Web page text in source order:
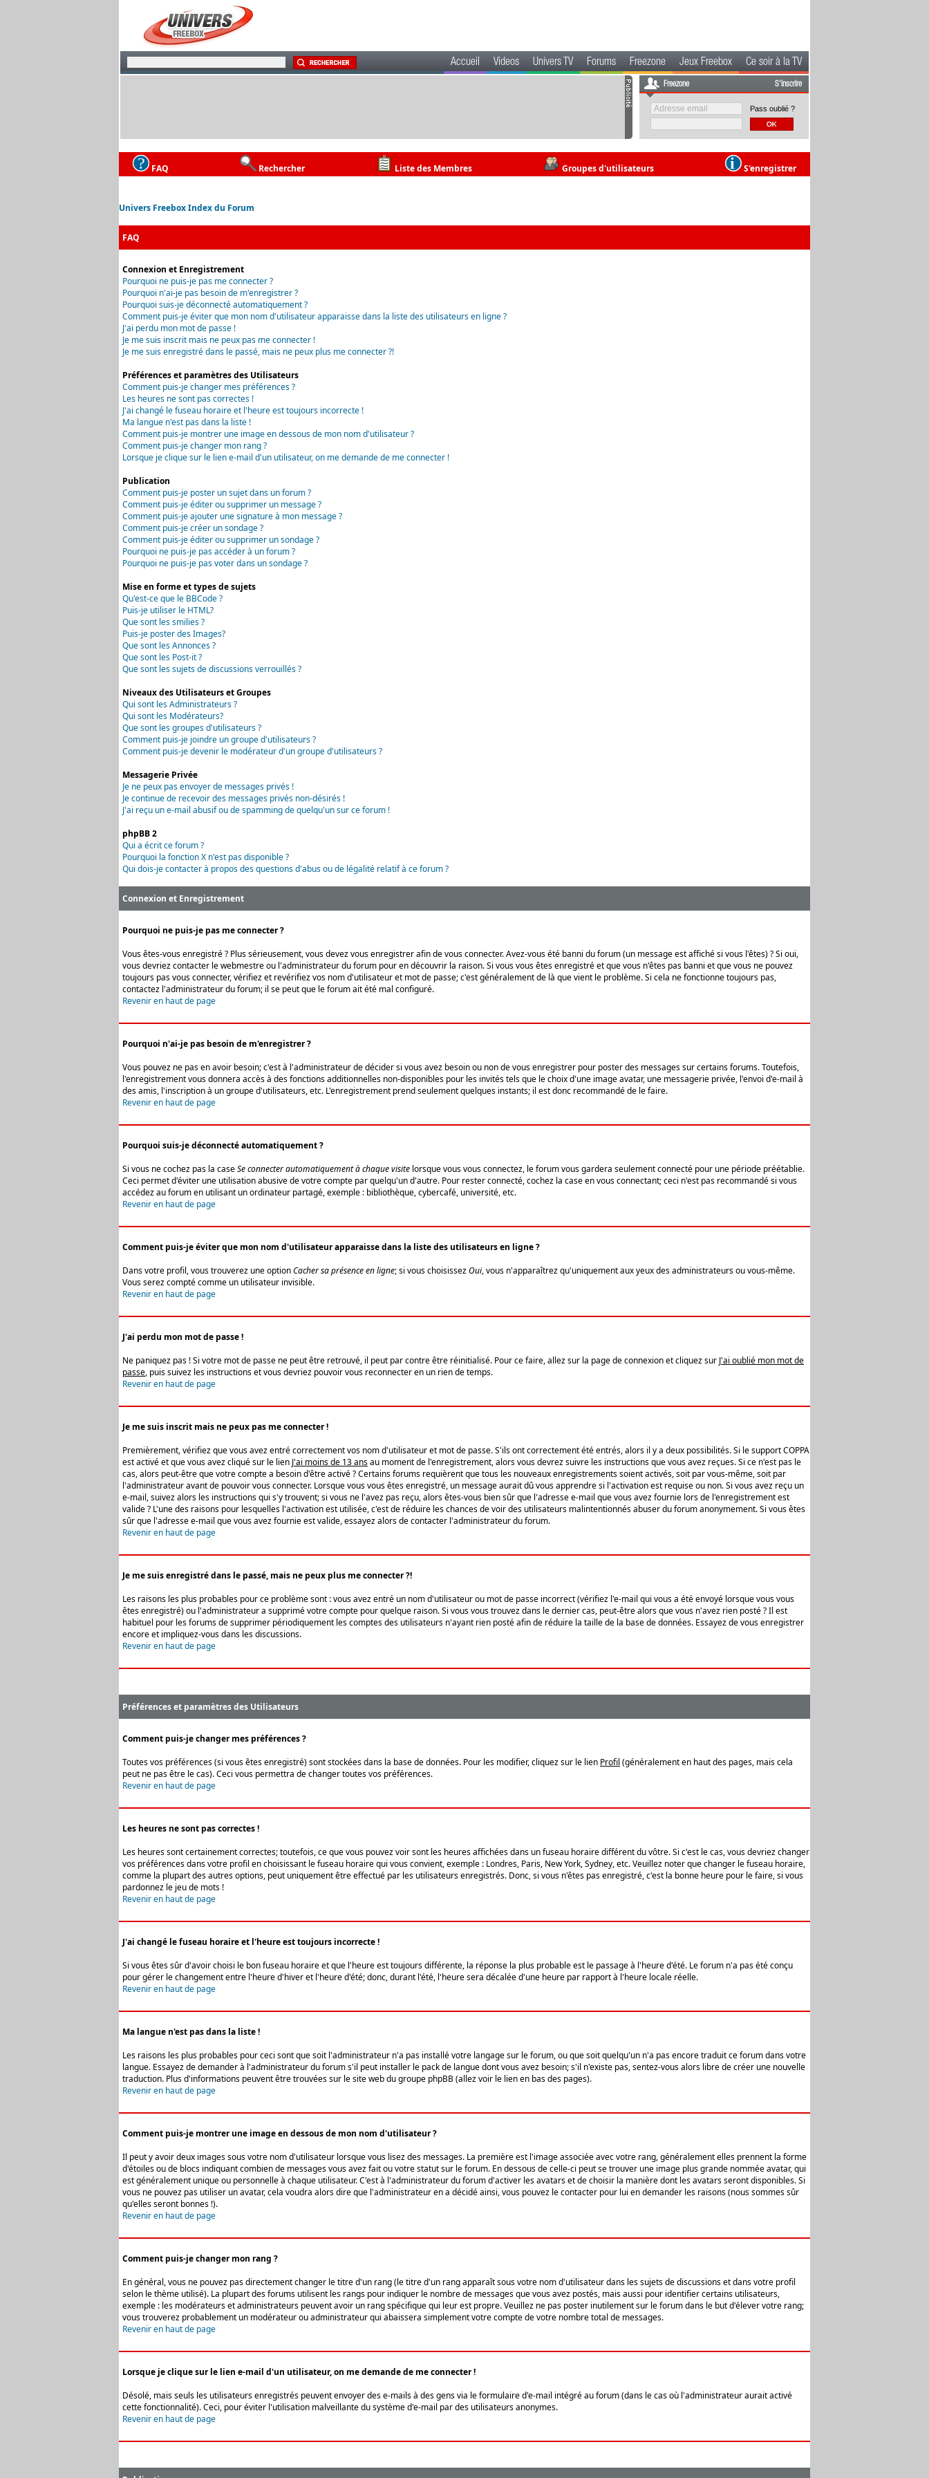
Accueil Videos Univers TV Forums Freezone Jeux Freebox Ce soir à la TV
Freezone S'inscrire
Pass oublié ?
FAQ Rechercher Liste des Membres Groupes d'utilisateurs S'enregistrer
Univers Freebox Index du Forum
FAQ
Connexion et Enregistrement
Pourquoi ne puis-je pas me connecter ?
Pourquoi n'ai-je pas besoin de m'enregistrer ?
Pourquoi suis-je déconnecté automatiquement ?
Comment puis-je éviter que mon nom d'utilisateur apparaisse dans la liste des utilisateurs en ligne ?
J'ai perdu mon mot de passe !
Je me suis inscrit mais ne peux pas me connecter !
Je me suis enregistré dans le passé, mais ne peux plus me connecter ?!
Préférences et paramètres des Utilisateurs
Comment puis-je changer mes préférences ?
Les heures ne sont pas correctes !
J'ai changé le fuseau horaire et l'heure est toujours incorrecte !
Ma langue n'est pas dans la liste !
Comment puis-je montrer une image en dessous de mon nom d'utilisateur ?
Comment puis-je changer mon rang ?
Lorsque je clique sur le lien e-mail d'un utilisateur, on me demande de me connecter !
Publication
Comment puis-je poster un sujet dans un forum ?
Comment puis-je éditer ou supprimer un message ?
Comment puis-je ajouter une signature à mon message ?
Comment puis-je créer un sondage ?
Comment puis-je éditer ou supprimer un sondage ?
Pourquoi ne puis-je pas accéder à un forum ?
Pourquoi ne puis-je pas voter dans un sondage ?
Mise en forme et types de sujets
Qu'est-ce que le BBCode ?
Puis-je utiliser le HTML?
Que sont les smilies ?
Puis-je poster des Images?
Que sont les Annonces ?
Que sont les Post-it ?
Que sont les sujets de discussions verrouillés ?
Niveaux des Utilisateurs et Groupes
Qui sont les Administrateurs ?
Qui sont les Modérateurs?
Que sont les groupes d'utilisateurs ?
Comment puis-je joindre un groupe d'utilisateurs ?
Comment puis-je devenir le modérateur d'un groupe d'utilisateurs ?
Messagerie Privée
Je ne peux pas envoyer de messages privés !
Je continue de recevoir des messages privés non-désirés !
J'ai reçu un e-mail abusif ou de spamming de quelqu'un sur ce forum !
phpBB 2
Qui a écrit ce forum ?
Pourquoi la fonction X n'est pas disponible ?
Qui dois-je contacter à propos des questions d'abus ou de légalité relatif à ce forum ?
Connexion et Enregistrement
Pourquoi ne puis-je pas me connecter ?
Vous êtes-vous enregistré ? Plus sérieusement, vous devez vous enregistrer afin de vous connecter. Avez-vous été banni du forum (un message est affiché si vous l'êtes) ? Si oui,
vous devriez contacter le webmestre ou l'administrateur du forum pour en découvrir la raison. Si vous vous êtes enregistré et que vous n'êtes pas banni et que vous ne pouvez
toujours pas vous connecter, vérifiez et revérifiez vos nom d'utilisateur et mot de passe; c'est généralement de là que vient le problème. Si cela ne fonctionne toujours pas,
contactez l'administrateur du forum; il se peut que le forum ait été mal configuré.
Revenir en haut de page
Pourquoi n'ai-je pas besoin de m'enregistrer ?
Vous pouvez ne pas en avoir besoin; c'est à l'administrateur de décider si vous avez besoin ou non de vous enregistrer pour poster des messages sur certains forums. Toutefois,
l'enregistrement vous donnera accès à des fonctions additionnelles non-disponibles pour les invités tels que le choix d'une image avatar, une messagerie privée, l'envoi d'e-mail à
des amis, l'inscription à un groupe d'utilisateurs, etc. L'enregistrement prend seulement quelques instants; il est donc recommandé de le faire.
Revenir en haut de page
Pourquoi suis-je déconnecté automatiquement ?
Si vous ne cochez pas la caseSe connecter automatiquement à chaque visite lorsque vous vous connectez, le forum vous gardera seulement connecté pour une période préétablie.
Ceci permet d'éviter une utilisation abusive de votre compte par quelqu'un d'autre. Pour rester connecté, cochez la case en vous connectant; ceci n'est pas recommandé si vous
accédez au forum en utilisant un ordinateur partagé, exemple : bibliothèque, cybercafé, université, etc.
Revenir en haut de page
Comment puis-je éviter que mon nom d'utilisateur apparaisse dans la liste des utilisateurs en ligne ?
Dans votre profil, vous trouverez une optionCacher sa présence en ligne; si vous choisissezOui, vous n'apparaîtrez qu'uniquement aux yeux des administrateurs ou vous-même.
Vous serez compté comme un utilisateur invisible.
Revenir en haut de page
J'ai perdu mon mot de passe !
Ne paniquez pas ! Si votre mot de passe ne peut être retrouvé, il peut par contre être réinitialisé. Pour ce faire, allez sur la page de connexion et cliquez sur J'ai oublié mon mot de
passe, puis suivez les instructions et vous devriez pouvoir vous reconnecter en un rien de temps.
Revenir en haut de page
Je me suis inscrit mais ne peux pas me connecter !
Premièrement, vérifiez que vous avez entré correctement vos nom d'utilisateur et mot de passe. S'ils ont correctement été entrés, alors il y a deux possibilités. Si le support COPPA
est activé et que vous avez cliqué sur le lien J'ai moins de 13 ansau moment de l'enregistrement, alors vous devrez suivre les instructions que vous avez reçues. Si ce n'est pas le
cas, alors peut-être que votre compte a besoin d'être activé ? Certains forums requièrent que tous les nouveaux enregistrements soient activés, soit par vous-même, soit par
l'administrateur avant de pouvoir vous connecter. Lorsque vous vous êtes enregistré, un message aurait dû vous apprendre si l'activation est requise ou non. Si vous avez reçu un
e-mail, suivez alors les instructions qui s'y trouvent; si vous ne l'avez pas reçu, alors êtes-vous bien sûr que l'adresse e-mail que vous avez fournie lors de l'enregistrement est
valide ? L'une des raisons pour lesquelles l'activation est utilisée, c'est de réduire les chances de voir des utilisateurs malintentionnés abuser du forum anonymement. Si vous êtes
sûr que l'adresse e-mail que vous avez fournie est valide, essayez alors de contacter l'administrateur du forum.
Revenir en haut de page
Je me suis enregistré dans le passé, mais ne peux plus me connecter ?!
Les raisons les plus probables pour ce problème sont : vous avez entré un nom d'utilisateur ou mot de passe incorrect (vérifiez l'e-mail qui vous a été envoyé lorsque vous vous
êtes enregistré) ou l'administrateur a supprimé votre compte pour quelque raison. Si vous vous trouvez dans le dernier cas, peut-être alors que vous n'avez rien posté ? Il est
habituel pour les forums de supprimer périodiquement les comptes des utilisateurs n'ayant rien posté afin de réduire la taille de la base de données. Essayez de vous enregistrer
encore et impliquez-vous dans les discussions.
Revenir en haut de page
Préférences et paramètres des Utilisateurs
Comment puis-je changer mes préférences ?
Toutes vos préférences (si vous êtes enregistré) sont stockées dans la base de données. Pour les modifier, cliquez sur le lien Profil (généralement en haut des pages, mais cela
peut ne pas être le cas). Ceci vous permettra de changer toutes vos préférences.
Revenir en haut de page
Les heures ne sont pas correctes !
Les heures sont certainement correctes; toutefois, ce que vous pouvez voir sont les heures affichées dans un fuseau horaire différent du vôtre. Si c'est le cas, vous devriez changer
vos préférences dans votre profil en choisissant le fuseau horaire qui vous convient, exemple : Londres, Paris, New York, Sydney, etc. Veuillez noter que changer le fuseau horaire,
comme la plupart des autres options, peut uniquement être effectué par les utilisateurs enregistrés. Donc, si vous n'êtes pas enregistré, c'est la bonne heure pour le faire, si vous
pardonnez le jeu de mots !
Revenir en haut de page
J'ai changé le fuseau horaire et l'heure est toujours incorrecte !
Si vous êtes sûr d'avoir choisi le bon fuseau horaire et que l'heure est toujours différente, la réponse la plus probable est le passage à l'heure d'été. Le forum n'a pas été conçu
pour gérer le changement entre l'heure d'hiver et l'heure d'été; donc, durant l'été, l'heure sera décalée d'une heure par rapport à l'heure locale réelle.
Revenir en haut de page
Ma langue n'est pas dans la liste !
Les raisons les plus probables pour ceci sont que soit l'administrateur n'a pas installé votre langage sur le forum, ou que soit quelqu'un n'a pas encore traduit ce forum dans votre
langue. Essayez de demander à l'administrateur du forum s'il peut installer le pack de langue dont vous avez besoin; s'il n'existe pas, sentez-vous alors libre de créer une nouvelle
traduction. Plus d'informations peuvent être trouvées sur le site web du groupe phpBB (allez voir le lien en bas des pages).
Revenir en haut de page
Comment puis-je montrer une image en dessous de mon nom d'utilisateur ?
Il peut y avoir deux images sous votre nom d'utilisateur lorsque vous lisez des messages. La première est l'image associée avec votre rang, généralement elles prennent la forme
d'étoiles ou de blocs indiquant combien de messages vous avez fait ou votre statut sur le forum. En dessous de celle-ci peut se trouver une image plus grande nommée avatar, qui
est généralement unique ou personnelle à chaque utilisateur. C'est à l'administrateur du forum d'activer les avatars et de choisir la manière dont les avatars seront disponibles. Si
vous ne pouvez pas utiliser un avatar, cela voudra alors dire que l'administrateur en a décidé ainsi, vous pouvez le contacter pour lui en demander les raisons (nous sommes sûr
qu'elles seront bonnes !).
Revenir en haut de page
Comment puis-je changer mon rang ?
En général, vous ne pouvez pas directement changer le titre d'un rang (le titre d'un rang apparaît sous votre nom d'utilisateur dans les sujets de discussions et dans votre profil
selon le thème utilisé). La plupart des forums utilisent les rangs pour indiquer le nombre de messages que vous avez postés, mais aussi pour identifier certains utilisateurs,
exemple : les modérateurs et administrateurs peuvent avoir un rang spécifique qui leur est propre. Veuillez ne pas poster inutilement sur le forum dans le but d'élever votre rang;
vous trouverez probablement un modérateur ou administrateur qui abaissera simplement votre compte de votre nombre total de messages.
Revenir en haut de page
Lorsque je clique sur le lien e-mail d'un utilisateur, on me demande de me connecter !
Désolé, mais seuls les utilisateurs enregistrés peuvent envoyer des e-mails à des gens via le formulaire d'e-mail intégré au forum (dans le cas où l'administrateur aurait activé
cette fonctionnalité). Ceci, pour éviter l'utilisation malveillante du système d'e-mail par des utilisateurs anonymes.
Revenir en haut de page